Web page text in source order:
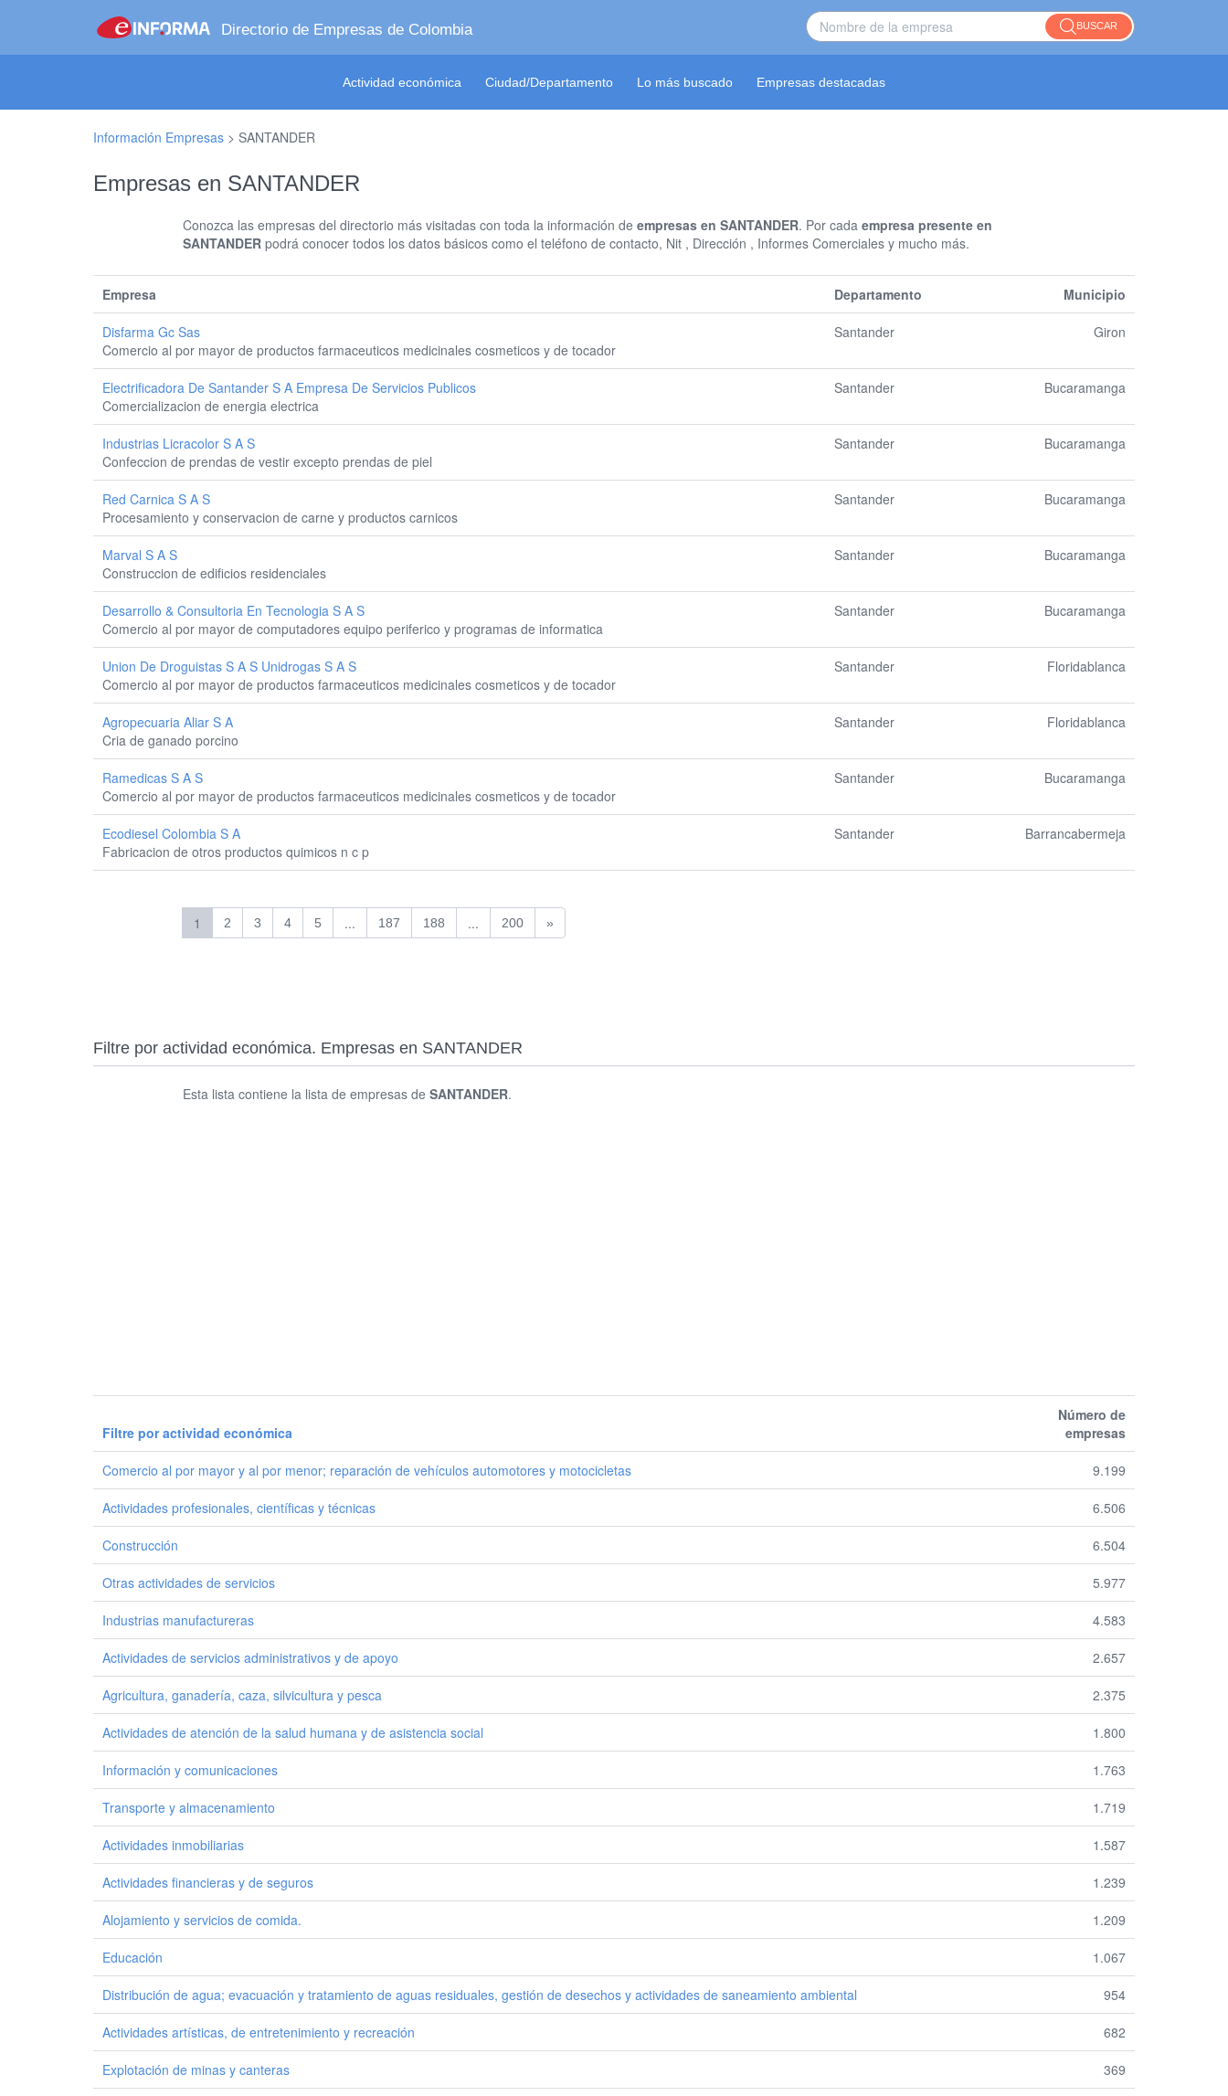
Directorio de Empresas de Colombia BUSCAR
Actividad económica Ciudad/Departamento Lo más buscado Empresas destacadas
Información Empresas > SANTANDER
Empresas en SANTANDER
Conozca las empresas del directorio más visitadas con toda la información de empresas en SANTANDER. Por cada empresa presente en
SANTANDERpodrá conocer todos los datos básicos como el teléfono de contacto, Nit , Dirección , Informes Comerciales y mucho más.
Empresa Departamento Municipio
Disfarma Gc Sas
Comercio al por mayor de productos farmaceuticos medicinales cosmeticos y de tocador
Santander Giron
Electrificadora De Santander S A Empresa De Servicios Publicos
Comercializacion de energia electrica
Santander Bucaramanga
Industrias Licracolor S A S
Confeccion de prendas de vestir excepto prendas de piel
Santander Bucaramanga
Red Carnica S A S
Procesamiento y conservacion de carne y productos carnicos
Santander Bucaramanga
Marval S A S
Construccion de edificios residenciales
Santander Bucaramanga
Desarrollo & Consultoria En Tecnologia S A S
Comercio al por mayor de computadores equipo periferico y programas de informatica
Santander Bucaramanga
Union De Droguistas S A S Unidrogas S A S
Comercio al por mayor de productos farmaceuticos medicinales cosmeticos y de tocador
Santander Floridablanca
Agropecuaria Aliar S A
Cria de ganado porcino
Santander Floridablanca
Ramedicas S A S
Comercio al por mayor de productos farmaceuticos medicinales cosmeticos y de tocador
Santander Bucaramanga
Ecodiesel Colombia S A
Fabricacion de otros productos quimicos n c p
Santander Barrancabermeja
1 2 3 4 5 ... 187 188 ... 200 »
Filtre por actividad económica. Empresas en SANTANDER
Esta lista contiene la lista de empresas de SANTANDER.
Filtre por actividad económica
Número de
empresas
Comercio al por mayor y al por menor; reparación de vehículos automotores y motocicletas 9.199
Actividades profesionales, científicas y técnicas 6.506
Construcción 6.504
Otras actividades de servicios 5.977
Industrias manufactureras 4.583
Actividades de servicios administrativos y de apoyo 2.657
Agricultura, ganadería, caza, silvicultura y pesca 2.375
Actividades de atención de la salud humana y de asistencia social 1.800
Información y comunicaciones 1.763
Transporte y almacenamiento 1.719
Actividades inmobiliarias 1.587
Actividades financieras y de seguros 1.239
Alojamiento y servicios de comida. 1.209
Educación 1.067
Distribución de agua; evacuación y tratamiento de aguas residuales, gestión de desechos y actividades de saneamiento ambiental 954
Actividades artísticas, de entretenimiento y recreación 682
Explotación de minas y canteras 369